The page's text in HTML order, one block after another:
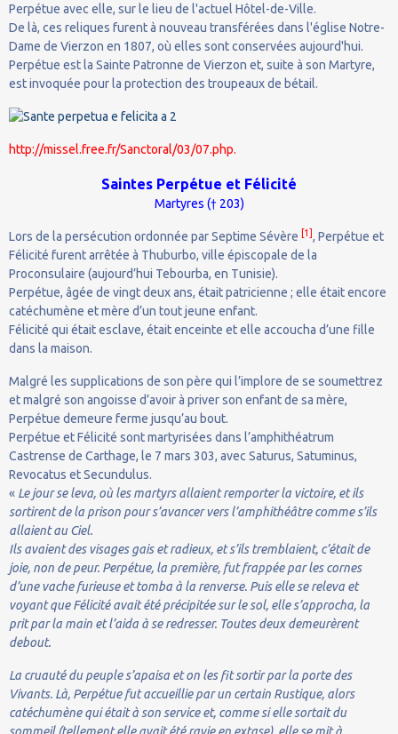
Perpétue avec elle, sur le lieu de l'actuel Hôtel-de-Ville.
De là, ces reliques furent à nouveau transférées dans l'église Notre-
Dame de Vierzon en 1807, où elles sont conservées aujourd'hui.
Perpétue est la Sainte Patronne de Vierzon et, suite à son Martyre,
est invoquée pour la protection des troupeaux de bétail.
http://missel.free.fr/Sanctoral/03/07.php.
Saintes Perpétue et Félicité
Martyres († 203)
Lors de la persécution ordonnée par Septime Sévère [1], Perpétue et
Félicité furent arrêtée à Thuburbo, ville épiscopale de la
Proconsulaire (aujourd’hui Tebourba, en Tunisie).
Perpétue, âgée de vingt deux ans, était patricienne ; elle était encore
catéchumène et mère d’un tout jeune enfant.
Félicité qui était esclave, était enceinte et elle accoucha d’une fille
dans la maison.
Malgré les supplications de son père qui l’implore de se soumettrez
et malgré son angoisse d’avoir à priver son enfant de sa mère,
Perpétue demeure ferme jusqu’au bout.
Perpétue et Félicité sont martyrisées dans l’amphithéatrum
Castrense de Carthage, le 7 mars 303, avec Saturus, Satuminus,
Revocatus et Secundulus.
« Le jour se leva, où les martyrs allaient remporter la victoire, et ils
sortirent de la prison pour s’avancer vers l’amphithéâtre comme s’ils
allaient au Ciel.
Ils avaient des visages gais et radieux, et s’ils tremblaient, c’était de
joie, non de peur. Perpétue, la première, fut frappée par les cornes
d’une vache furieuse et tomba à la renverse. Puis elle se releva et
voyant que Félicité avait été précipitée sur le sol, elle s’approcha, la
prit par la main et l’aida à se redresser. Toutes deux demeurèrent
debout.
La cruauté du peuple s’apaisa et on les fit sortir par la porte des
Vivants. Là, Perpétue fut accueillie par un certain Rustique, alors
catéchumène qui était à son service et, comme si elle sortait du